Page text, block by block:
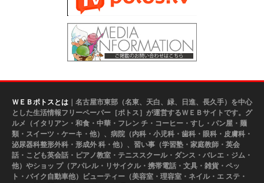
ＷＥＢポトスとは ｜名古屋市東部（名東、天白、緑、日進、長久手）を中心
とした生活情報フリーペーパー［ポトス］が運営するＷＥＢサイトです。グ
ルメ（イタリアン・和食・中華・フレン チ・コーヒー・すし・パン屋・麺
類・スイーツ・ケーキ・他）、病院（内科・小児科・歯科・眼科・皮膚科・
泌尿器科整形外科・形成外 科・他）、習い事（学習塾・家庭教師・英会
話・こども英会話・ピアノ教室・テニススクール・ダンス・バレエ・ジム・
他）やショッ プ（アパレル・リサイクル・携帯電話・文具・雑貨・ペッ
ト・バイク自動車他）ビューティー（美容室・理容室・ネイル・エ ステ・